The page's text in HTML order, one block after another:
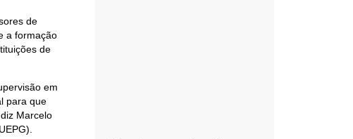
de
a formação
de
em
para que
Marcelo